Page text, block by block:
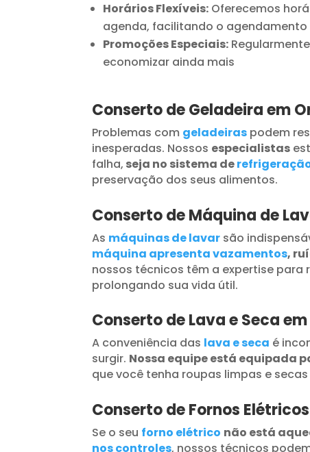
Horários Flexíveis: Oferecemos
agenda, facilitando o agendamento
Promoções Especiais:
economizar ainda mais
Conserto de Geladeira em
Problemas com geladeiras podem
inesperadas. Nossos especialistas
falha, seja no sistema de
preservação dos seus alimentos.
Conserto de Máquina de
As máquinas de lavar são
máquina apresenta vazamentos,
nossos técnicos têm a expertise
prolongando sua vida útil.
Conserto de Lava e Seca
A conveniência das lava e seca é
surgir. Nossa equipe está equipada
que você tenha roupas limpas e
Conserto de Fornos
Se o seu forno elétrico não está
nos controles, nossos técnicos